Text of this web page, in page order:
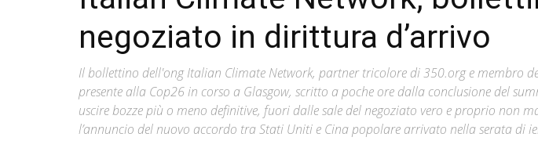
negoziato in dirittura d’arrivo
Il bollettino dell'ong Italian Climate Network, partner tricolore di 350.org e membro
presente alla Cop26 in corso a Glasgow, scritto a poche ore dalla conclusione del
uscire bozze più o meno definitive, fuori dalle sale del negoziato vero e proprio non
l’annuncio del nuovo accordo tra Stati Uniti e Cina popolare arrivato nella serata di